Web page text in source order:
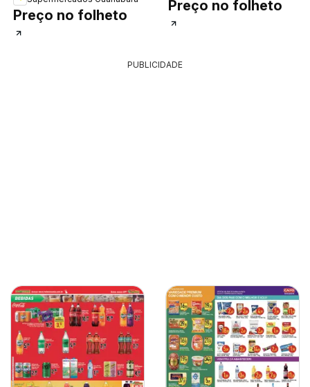
Preço no folheto
Preço no folheto
PUBLICIDADE